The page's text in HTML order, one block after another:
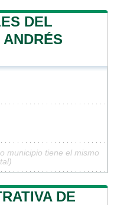
DEL
municipio tiene el mismo
DE